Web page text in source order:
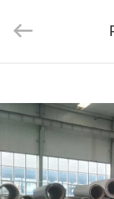
OVER
ONS
Co.,
Reserved.